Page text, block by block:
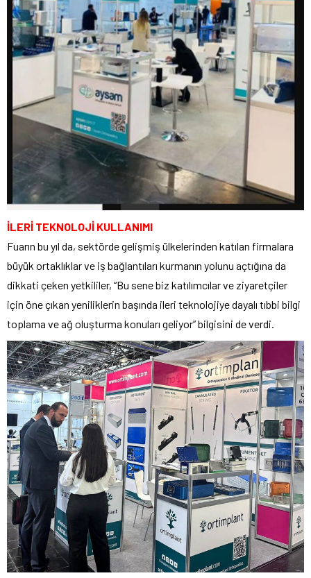
İLERİ TEKNOLOJİ KULLANIMI
Fuarın bu yıl da, sektörde gelişmiş ülkelerinden katılan firmalara
büyük ortaklıklar ve iş bağlantıları kurmanın yolunu açtığına da
dikkati çeken yetkililer, “Bu sene biz katılımcılar ve ziyaretçiler
için öne çıkan yeniliklerin başında ileri teknolojiye dayalı tıbbi bilgi
toplama ve ağ oluşturma konuları geliyor” bilgisini de verdi.